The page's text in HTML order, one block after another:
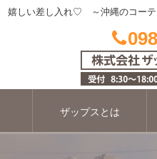
嬉しい差し入れ♡ ～沖縄のコーテ
ザップスとは